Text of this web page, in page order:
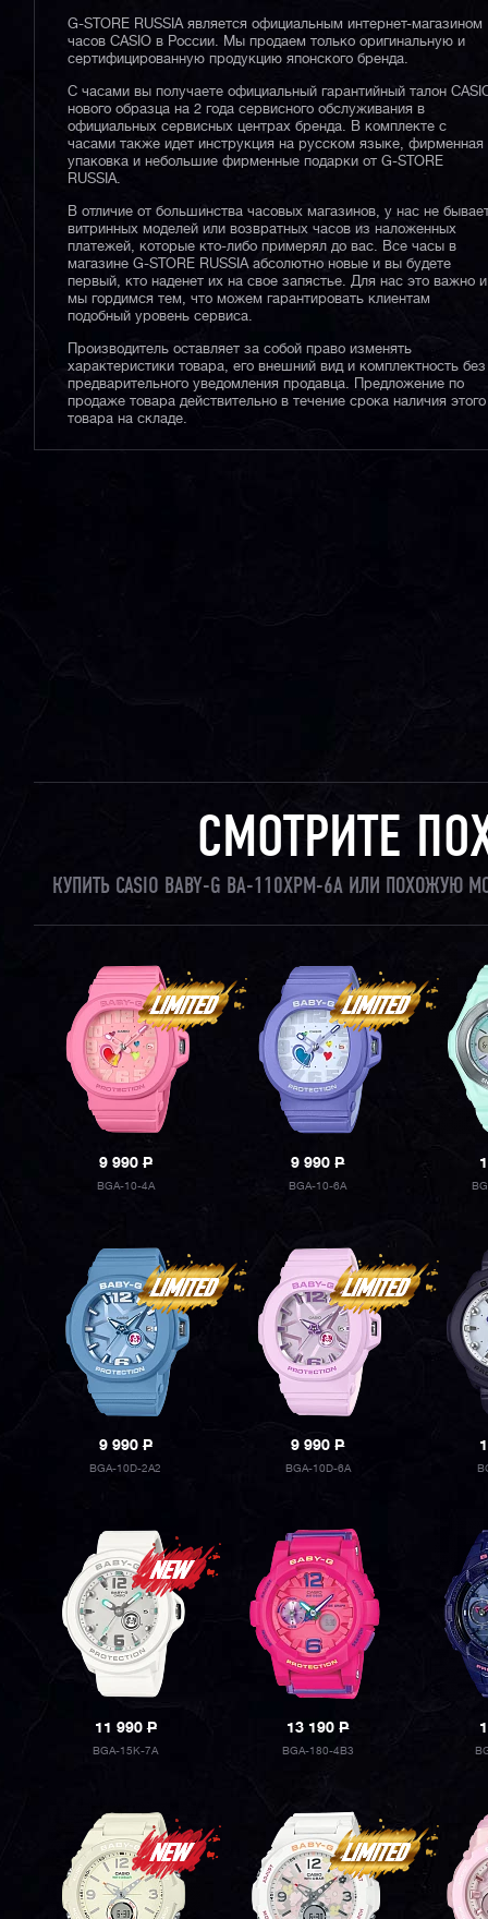
G-STORE RUSSIA является официальным интернет-магазином
часов CASIO в России. Мы продаем только оригинальную и
сертифицированную продукцию японского бренда.
С часами вы получаете официальный гарантийный талон
нового образца на 2 года сервисного обслуживания в
официальных сервисных центрах бренда. В комплекте с
часами также идет инструкция на русском языке, фирменная
упаковка и небольшие фирменные подарки от G-STORE
RUSSIA.
В отличие от большинства часовых магазинов, у нас не
витринных моделей или возвратных часов из наложенных
платежей, которые кто-либо примерял до вас. Все часы в
магазине G-STORE RUSSIA абсолютно новые и вы будете
первый, кто наденет их на свое запястье. Для нас это важно и
мы гордимся тем, что можем гарантировать клиентам
подобный уровень сервиса.
Производитель оставляет за собой право изменять
характеристики товара, его внешний вид и комплектность без
предварительного уведомления продавца. Предложение по
продаже товара действительно в течение срока наличия этого
товара на складе.
СМОТРИТЕ
КУПИТЬ CASIO BABY-G BA-110XPM-6A ИЛИ ПОХОЖУЮ
9 990P
BGA-10-4A
9 990P
BGA-10-6A
9 990P
BGA-10D-2A2
9 990P
BGA-10D-6A
11 990P
BGA-15K-7A
13 190P
BGA-180-4B3